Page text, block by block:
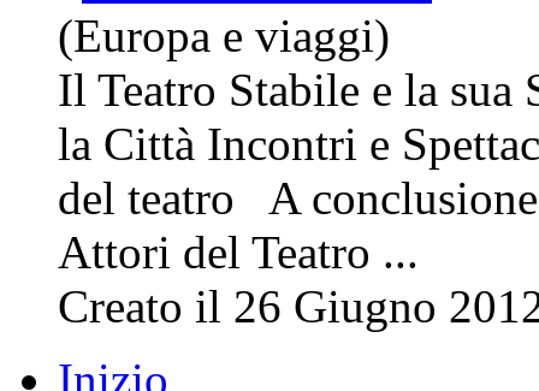
(Europa e viaggi)
Il Teatro Stabile e la
la Città Incontri e
del teatro A
Attori del Teatro ...
Creato il 26 Giugno
Inizio